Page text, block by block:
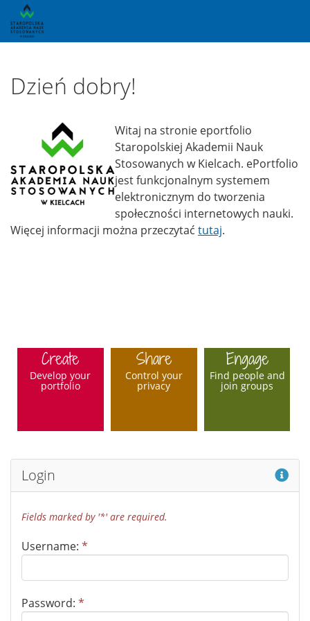
Skip to main content
Dzień dobry!
Witaj na stronie eportfolio
Staropolskiej Akademii Nauk
Stosowanych w Kielcach. ePortfolio
jest funkcjonalnym systemem
elektronicznym do tworzenia
społeczności internetowych nauki.
Więcej informacji można przeczytać tutaj.
Create
Develop your
portfolio
Share
Control your
privacy
Engage
Find people and
join groups
Login
Fields marked by '*' are required.
Username: *
Password: *